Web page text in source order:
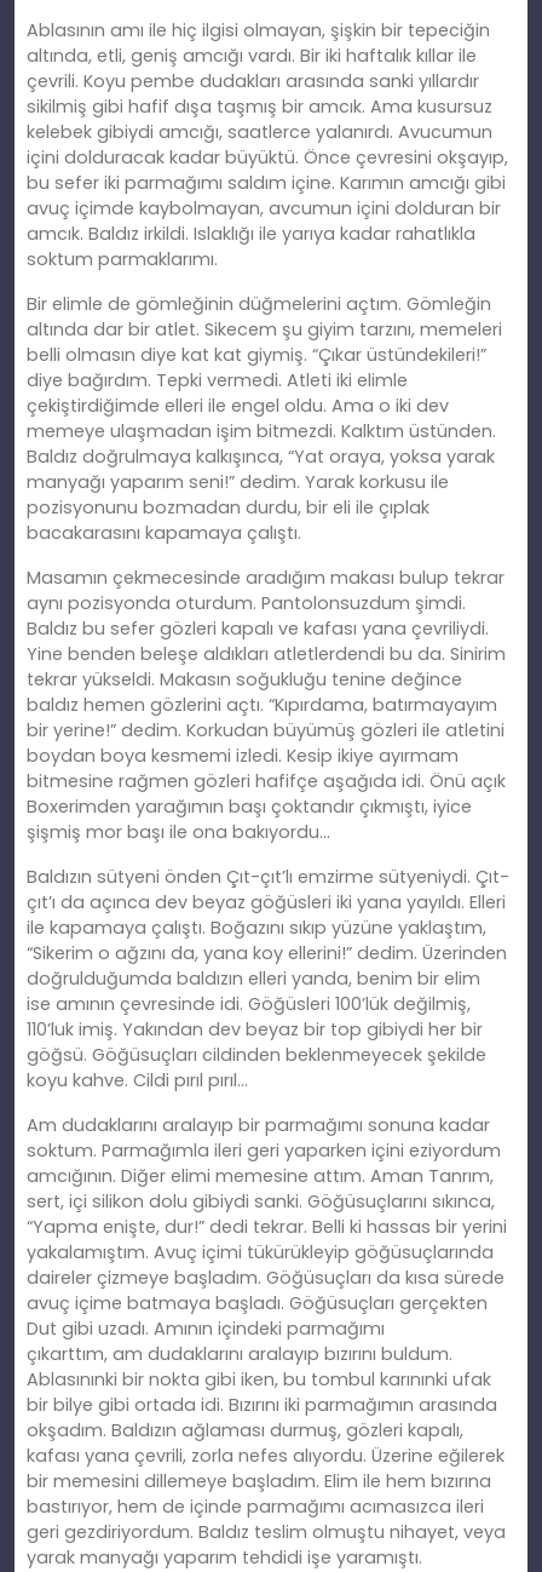
Ablasının amı ile hiç ilgisi olmayan, şişkin bir tepeciğin
altında, etli, geniş amcığı vardı. Bir iki haftalık kıllar ile
çevrili. Koyu pembe dudakları arasında sanki yıllardır
sikilmiş gibi hafif dışa taşmış bir amcık. Ama kusursuz
kelebek gibiydi amcığı, saatlerce yalanırdı. Avucumun
içini dolduracak kadar büyüktü. Önce çevresini okşayıp,
bu sefer iki parmağımı saldım içine. Karımın amcığı gibi
avuç içimde kaybolmayan, avcumun içini dolduran bir
amcık. Baldız irkildi. Islaklığı ile yarıya kadar rahatlıkla
soktum parmaklarımı.
Bir elimle de gömleğinin düğmelerini açtım. Gömleğin
altında dar bir atlet. Sikecem şu giyim tarzını, memeleri
belli olmasın diye kat kat giymiş. “Çıkar üstündekileri!”
diye bağırdım. Tepki vermedi. Atleti iki elimle
çekiştirdiğimde elleri ile engel oldu. Ama o iki dev
memeye ulaşmadan işim bitmezdi. Kalktım üstünden.
Baldız doğrulmaya kalkışınca, “Yat oraya, yoksa yarak
manyağı yaparım seni!” dedim. Yarak korkusu ile
pozisyonunu bozmadan durdu, bir eli ile çıplak
bacakarasını kapamaya çalıştı.
Masamın çekmecesinde aradığım makası bulup tekrar
aynı pozisyonda oturdum. Pantolonsuzdum şimdi.
Baldız bu sefer gözleri kapalı ve kafası yana çevriliydi.
Yine benden beleşe aldıkları atletlerdendi bu da. Sinirim
tekrar yükseldi. Makasın soğukluğu tenine değince
baldız hemen gözlerini açtı. “Kıpırdama, batırmayayım
bir yerine!” dedim. Korkudan büyümüş gözleri ile atletini
boydan boya kesmemi izledi. Kesip ikiye ayırmam
bitmesine rağmen gözleri hafifçe aşağıda idi. Önü açık
Boxerimden yarağımın başı çoktandır çıkmıştı, iyice
şişmiş mor başı ile ona bakıyordu…
Baldızın sütyeni önden Çıt-çıt’lı emzirme sütyeniydi. Çıt-
çıt’ı da açınca dev beyaz göğüsleri iki yana yayıldı. Elleri
ile kapamaya çalıştı. Boğazını sıkıp yüzüne yaklaştım,
“Sikerim o ağzını da, yana koy ellerini!” dedim. Üzerinden
doğrulduğumda baldızın elleri yanda, benim bir elim
ise amının çevresinde idi. Göğüsleri 100’lük değilmiş,
110’luk imiş. Yakından dev beyaz bir top gibiydi her bir
göğsü. Göğüsuçları cildinden beklenmeyecek şekilde
koyu kahve. Cildi pırıl pırıl…
Am dudaklarını aralayıp bir parmağımı sonuna kadar
soktum. Parmağımla ileri geri yaparken içini eziyordum
amcığının. Diğer elimi memesine attım. Aman Tanrım,
sert, içi silikon dolu gibiydi sanki. Göğüsuçlarını sıkınca,
“Yapma enişte, dur!” dedi tekrar. Belli ki hassas bir yerini
yakalamıştım. Avuç içimi tükürükleyip göğüsuçlarında
daireler çizmeye başladım. Göğüsuçları da kısa sürede
avuç içime batmaya başladı. Göğüsuçları gerçekten
Dut gibi uzadı. Amının içindeki parmağımı
çıkarttım, am dudaklarını aralayıp bızırını buldum.
Ablasınınki bir nokta gibi iken, bu tombul karınınki ufak
bir bilye gibi ortada idi. Bızırını iki parmağımın arasında
okşadım. Baldızın ağlaması durmuş, gözleri kapalı,
kafası yana çevrili, zorla nefes alıyordu. Üzerine eğilerek
bir memesini dillemeye başladım. Elim ile hem bızırına
bastırıyor, hem de içinde parmağımı acımasızca ileri
geri gezdiriyordum. Baldız teslim olmuştu nihayet, veya
yarak manyağı yaparım tehdidi işe yaramıştı.